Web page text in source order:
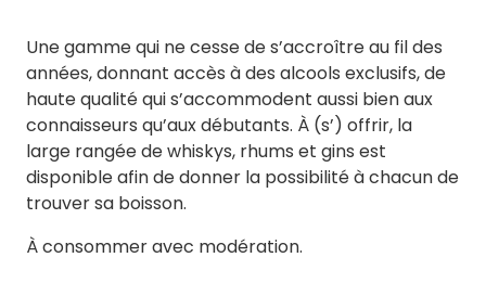
Une gamme qui ne cesse de s’accroître au fil des
années, donnant accès à des alcools exclusifs, de
haute qualité qui s’accommodent aussi bien aux
connaisseurs qu’aux débutants. À (s’) offrir, la
large rangée de whiskys, rhums et gins est
disponible afin de donner la possibilité à chacun de
trouver sa boisson.
À consommer avec modération.